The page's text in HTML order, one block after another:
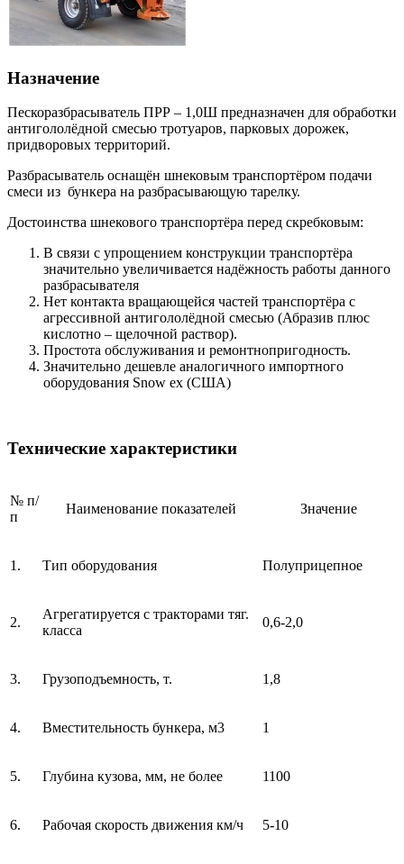
Назначение
Пескоразбрасыватель ПРР – 1,0Ш предназначен для обработки
антигололёдной смесью тротуаров, парковых дорожек,
придворовых территорий.
Разбрасыватель оснащён шнековым транспортёром подачи
смеси из бункера на разбрасывающую тарелку.
Достоинства шнекового транспортёра перед скребковым:
В связи с упрощением конструкции транспортёра
значительно увеличивается надёжность работы данного
разбрасывателя
Нет контакта вращающейся частей транспортёра с
агрессивной антигололёдной смесью (Абразив плюс
кислотно – щелочной раствор).
Простота обслуживания и ремонтнопригодность.
Значительно дешевле аналогичного импортного
оборудования Snow ex (США)
Технические характеристики
№ п/
п
Наименование показателей Значение
1. Тип оборудования Полуприцепное
2.
Агрегатируется с тракторами тяг.
класса
0,6-2,0
3. Грузоподъемность, т. 1,8
4. Вместительность бункера, м3 1
5. Глубина кузова, мм, не более 1100
6. Рабочая скорость движения км/ч 5-10